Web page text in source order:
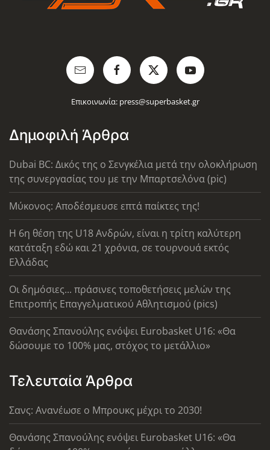
Επικοινωνία: press@superbasket.gr
Δημοφιλή Άρθρα
Dubai BC: Δικός της ο Σενγκέλια μετά την ολοκλήρωση
της συνεργασίας του με την Μπαρτσελόνα (pic)
Μύκονος: Αποδέσμευσε επτά παίκτες της!
Η 6η θέση της U18 Ανδρών, είναι η τρίτη καλύτερη
κατάταξη εδώ και 21 χρόνια, σε τουρνουά εκτός
Ελλάδας
Οι δημόσιες... πράσινες τοποθετήσεις μελών της
Επιτροπής Επαγγελματικού Αθλητισμού (pics)
Θανάσης Σπανούλης ενόψει Eurobasket U16: «Θα
δώσουμε το 100% μας, στόχος το μετάλλιο»
Τελευταία Άρθρα
Σανς: Ανανέωσε ο Μπρουκς μέχρι το 2030!
Θανάσης Σπανούλης ενόψει Eurobasket U16: «Θα